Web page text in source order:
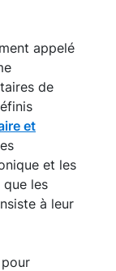
appelé
de
et
et les
les
à leur